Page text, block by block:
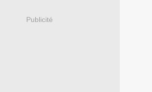
Publicité